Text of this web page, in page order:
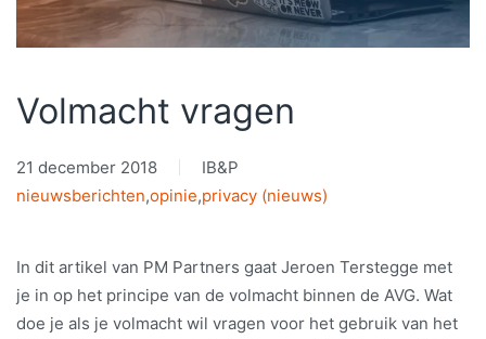
Volmacht vragen
21 december 2018
IB&P
nieuwsberichten,opinie,privacy (nieuws)
In dit artikel van PM Partners gaat Jeroen Terstegge met
je in op het principe van de volmacht binnen de AVG. Wat
doe je als je volmacht wil vragen voor het gebruik van het